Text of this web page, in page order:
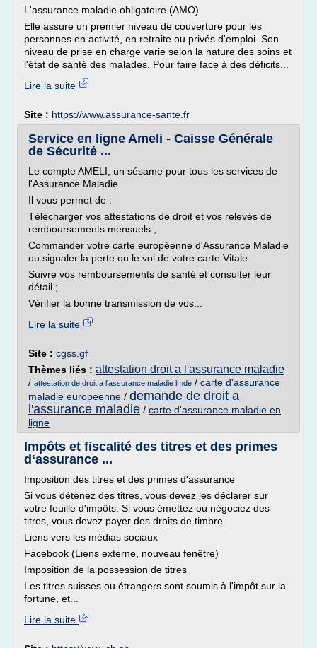
L'assurance maladie obligatoire (AMO)
Elle assure un premier niveau de couverture pour les
personnes en activité, en retraite ou privés d'emploi. Son
niveau de prise en charge varie selon la nature des soins et
l'état de santé des malades. Pour faire face à des déficits...
Lire la suite
Site : https://www.assurance-sante.fr
Service en ligne Ameli - Caisse Générale
de Sécurité ...
Le compte AMELI, un sésame pour tous les services de
l'Assurance Maladie.
Il vous permet de :
Télécharger vos attestations de droit et vos relevés de
remboursements mensuels ;
Commander votre carte européenne d'Assurance Maladie
ou signaler la perte ou le vol de votre carte Vitale.
Suivre vos remboursements de santé et consulter leur
détail ;
Vérifier la bonne transmission de vos...
Lire la suite
Site : cgss.gf
Thèmes liés : attestation droit a l'assurance maladie
/ attestation de droit a l'assurance maladie lmde / carte d'assurance
maladie europeenne / demande de droit a
l'assurance maladie / carte d'assurance maladie en
ligne
Impôts et fiscalité des titres et des primes
d‘assurance ...
Imposition des titres et des primes d'assurance
Si vous détenez des titres, vous devez les déclarer sur
votre feuille d'impôts. Si vous émettez ou négociez des
titres, vous devez payer des droits de timbre.
Liens vers les médias sociaux
Facebook (Liens externe, nouveau fenêtre)
Imposition de la possession de titres
Les titres suisses ou étrangers sont soumis à l'impôt sur la
fortune, et...
Lire la suite